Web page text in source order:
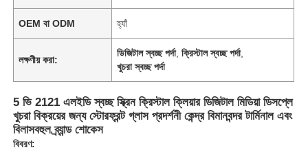
OEM বা ODM হ্যাঁ
লক্ষণীয় করা:
ডিজিটাল স্বচ্ছ পর্দা,ক্রিস্টাল স্বচ্ছ পর্দা,
খুচরা স্বচ্ছ পর্দা
5 ভি 2121 এলইডি স্বচ্ছ স্ক্রিন ক্রিস্টাল ক্লিয়ার ডিজিটাল মিডিয়া ডিসপ্লে
খুচরা বিক্রয়ের জন্য স্টোরফ্রন্ট গ্লাস প্রদর্শনী কেন্দ্র বিমানবন্দর টার্মিনাল এবং
বিলাসবহুল ব্র্যান্ড শোকেস
বিবরণ: